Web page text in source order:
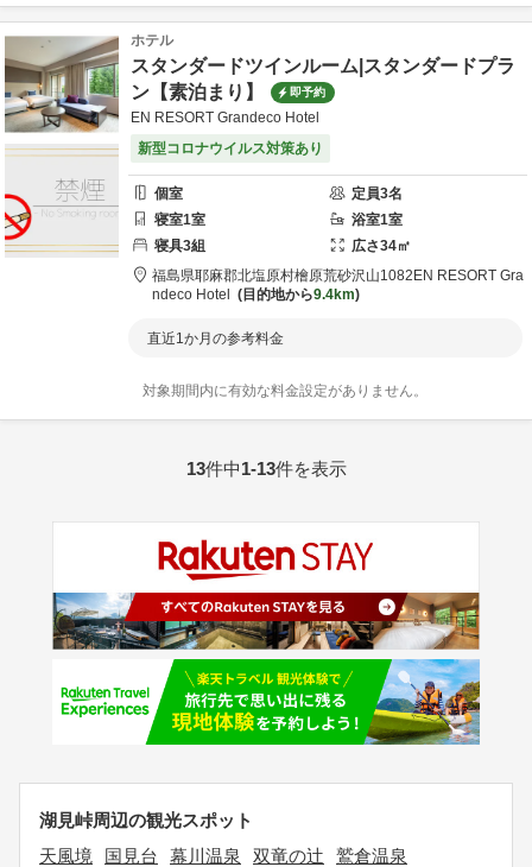
ホテル
スタンダードツインルーム|スタンダードプラ
ン【素泊まり】
即予約
EN RESORT Grandeco Hotel
新型コロナウイルス対策あり
個室 定員3名
寝室1室 浴室1室
寝具3組 広さ34㎡
福島県耶麻郡北塩原村檜原荒砂沢山1082 EN RESORT Gra
ndeco Hotel
目的地から9.4km
直近1か月の参考料金
対象期間内に有効な料金設定がありません。
13件中1-13件を表示
湖見峠周辺の観光スポット
天風境
国見台 幕川温泉 双竜の辻
鷲倉温泉